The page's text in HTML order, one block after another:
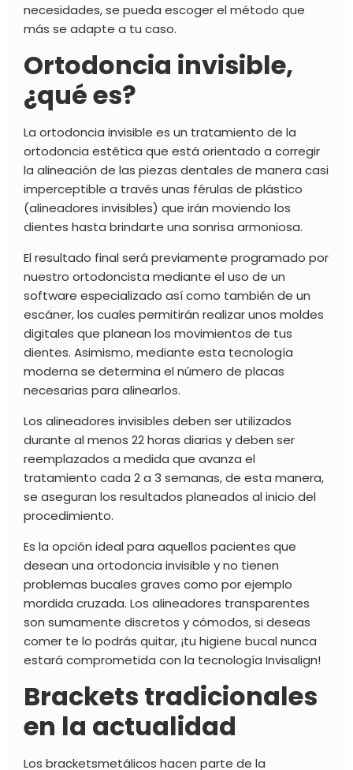
necesidades, se pueda escoger el método que
más se adapte a tu caso.
Ortodoncia invisible,
¿qué es?
La ortodoncia invisible es un tratamiento de la
ortodoncia estética que está orientado a corregir
la alineación de las piezas dentales de manera casi
imperceptible a través unas férulas de plástico
(alineadores invisibles) que irán moviendo los
dientes hasta brindarte una sonrisa armoniosa.
El resultado final será previamente programado por
nuestro ortodoncista mediante el uso de un
software especializado así como también de un
escáner, los cuales permitirán realizar unos moldes
digitales que planean los movimientos de tus
dientes. Asimismo, mediante esta tecnología
moderna se determina el número de placas
necesarias para alinearlos.
Los alineadores invisibles deben ser utilizados
durante al menos 22 horas diarias y deben ser
reemplazados a medida que avanza el
tratamiento cada 2 a 3 semanas, de esta manera,
se aseguran los resultados planeados al inicio del
procedimiento.
Es la opción ideal para aquellos pacientes que
desean una ortodoncia invisible y no tienen
problemas bucales graves como por ejemplo
mordida cruzada. Los alineadores transparentes
son sumamente discretos y cómodos, si deseas
comer te lo podrás quitar, ¡tu higiene bucal nunca
estará comprometida con la tecnología Invisalign!
Brackets tradicionales
en la actualidad
Los bracketsmetálicos hacen parte de la